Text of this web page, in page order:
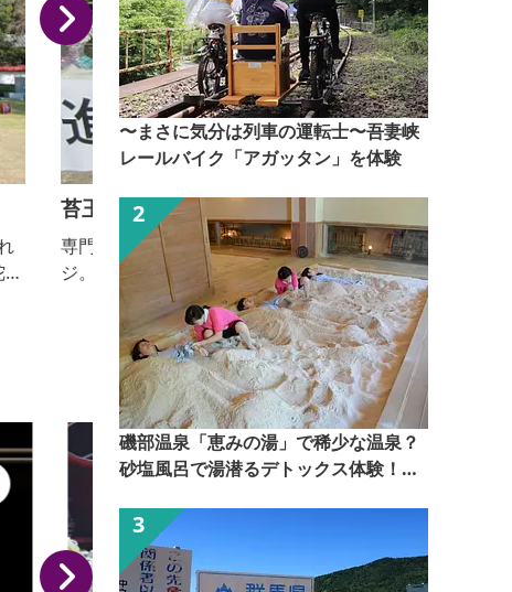
苔玉作り体験
専門家の指導のもと、流行りの苔玉作りにチャレン
ジ。毎日の暮らしに潤いが生まれること間違いなしで
〜まさに気分は列車の運転士〜吾妻峡
レールバイク「アガッタン」を体験
磯部温泉「恵みの湯」で稀少な温泉？
砂塩風呂で湯潜るデトックス体験！
者）】